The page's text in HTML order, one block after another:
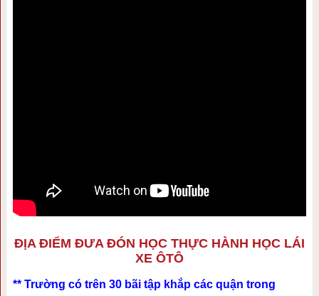
ĐỊA ĐIỂM ĐƯA ĐÓN HỌC THỰC HÀNH HỌC LÁI
XE ÔTÔ
** Trường có trên 30 bãi tập khắp các quận trong